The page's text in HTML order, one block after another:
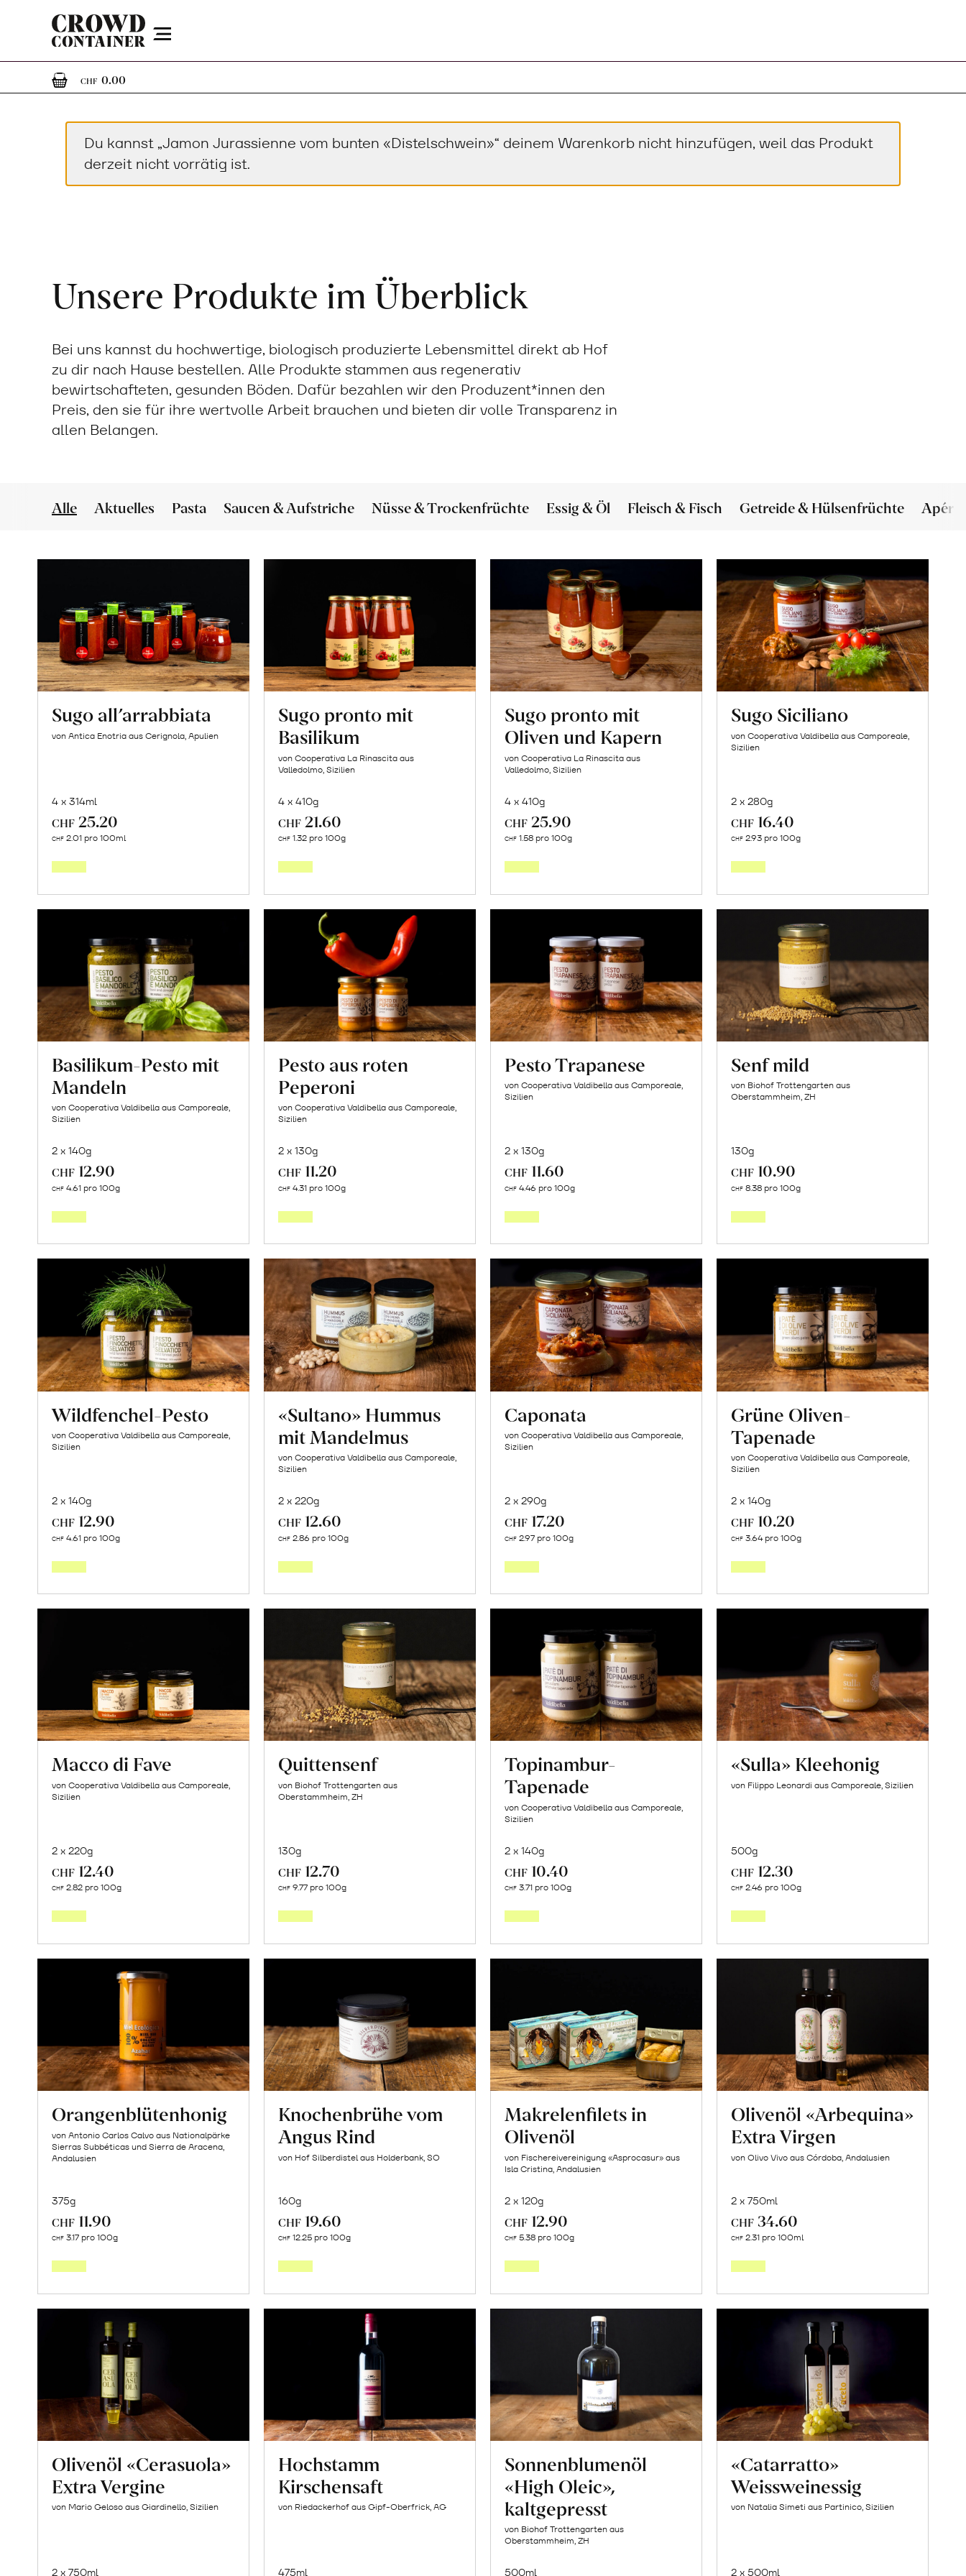
Menu
CHF 0.000 Artikel im Warenkorb
Du kannst „Jamon Jurassienne vom bunten «Distelschwein»“ deinem Warenkorb nicht hinzufügen, weil das Produkt
derzeit nicht vorrätig ist.
Unsere Produkte im Überblick
Bei uns kannst du hochwertige, biologisch produzierte Lebensmittel direkt ab Hof
zu dir nach Hause bestellen. Alle Produkte stammen aus regenerativ
bewirtschafteten, gesunden Böden. Dafür bezahlen wir den Produzent*innen den
Preis, den sie für ihre wertvolle Arbeit brauchen und bieten dir volle Transparenz in
allen Belangen.
Alle Aktuelles Pasta Saucen & Aufstriche Nüsse & Trockenfrüchte Essig & Öl Fleisch & Fisch Getreide & Hülsenfrüchte Apéro
Sugo all’arrabbiata
von Antica Enotria aus Cerignola, Apulien
4 x 314ml
CHF 25.20
CHF 2.01 pro 100ml
Sugo pronto mit
Basilikum
von Cooperativa La Rinascita aus
Valledolmo, Sizilien
4 x 410g
CHF 21.60
CHF 1.32 pro 100g
Sugo pronto mit
Oliven und Kapern
von Cooperativa La Rinascita aus
Valledolmo, Sizilien
4 x 410g
CHF 25.90
CHF 1.58 pro 100g
Sugo Siciliano
von Cooperativa Valdibella aus Camporeale,
Sizilien
2 x 280g
CHF 16.40
CHF 2.93 pro 100g
Basilikum-Pesto mit
Mandeln
von Cooperativa Valdibella aus Camporeale,
Sizilien
2 x 140g
CHF 12.90
CHF 4.61 pro 100g
Pesto aus roten
Peperoni
von Cooperativa Valdibella aus Camporeale,
Sizilien
2 x 130g
CHF 11.20
CHF 4.31 pro 100g
Pesto Trapanese
von Cooperativa Valdibella aus Camporeale,
Sizilien
2 x 130g
CHF 11.60
CHF 4.46 pro 100g
Senf mild
von Biohof Trottengarten aus
Oberstammheim, ZH
130g
CHF 10.90
CHF 8.38 pro 100g
Wildfenchel-Pesto
von Cooperativa Valdibella aus Camporeale,
Sizilien
2 x 140g
CHF 12.90
CHF 4.61 pro 100g
«Sultano» Hummus
mit Mandelmus
von Cooperativa Valdibella aus Camporeale,
Sizilien
2 x 220g
CHF 12.60
CHF 2.86 pro 100g
Caponata
von Cooperativa Valdibella aus Camporeale,
Sizilien
2 x 290g
CHF 17.20
CHF 2.97 pro 100g
Grüne Oliven-
Tapenade
von Cooperativa Valdibella aus Camporeale,
Sizilien
2 x 140g
CHF 10.20
CHF 3.64 pro 100g
Macco di Fave
von Cooperativa Valdibella aus Camporeale,
Sizilien
2 x 220g
CHF 12.40
CHF 2.82 pro 100g
Quittensenf
von Biohof Trottengarten aus
Oberstammheim, ZH
130g
CHF 12.70
CHF 9.77 pro 100g
Topinambur-
Tapenade
von Cooperativa Valdibella aus Camporeale,
Sizilien
2 x 140g
CHF 10.40
CHF 3.71 pro 100g
«Sulla» Kleehonig
von Filippo Leonardi aus Camporeale, Sizilien
500g
CHF 12.30
CHF 2.46 pro 100g
Orangenblütenhonig
von Antonio Carlos Calvo aus Nationalpärke
Sierras Subbéticas und Sierra de Aracena,
Andalusien
375g
CHF 11.90
CHF 3.17 pro 100g
Knochenbrühe vom
Angus Rind
von Hof Silberdistel aus Holderbank, SO
160g
CHF 19.60
CHF 12.25 pro 100g
Makrelenfilets in
Olivenöl
von Fischereivereinigung «Asprocasur» aus
Isla Cristina, Andalusien
2 x 120g
CHF 12.90
CHF 5.38 pro 100g
Olivenöl «Arbequina»
Extra Virgen
von Olivo Vivo aus Córdoba, Andalusien
2 x 750ml
CHF 34.60
CHF 2.31 pro 100ml
Olivenöl «Cerasuola»
Extra Vergine
von Mario Geloso aus Giardinello, Sizilien
2 x 750ml
Hochstamm
Kirschensaft
von Riedackerhof aus Gipf-Oberfrick, AG
475ml
Sonnenblumenöl
«High Oleic»,
kaltgepresst
von Biohof Trottengarten aus
Oberstammheim, ZH
500ml
«Catarratto»
Weissweinessig
von Natalia Simeti aus Partinico, Sizilien
2 x 500ml